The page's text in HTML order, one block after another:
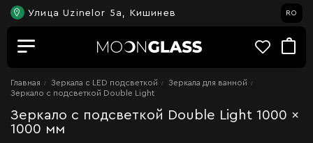
Улица Uzinelor 5a, Кишинев RO
Главная Зеркала c LED подсветкой
Зеркала для ванной
Зеркало с подсветкой Double Light
Зеркало с подсветкой Double Light 1000 x
1000 мм